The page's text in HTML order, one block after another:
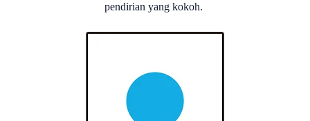
pendirian yang kokoh.